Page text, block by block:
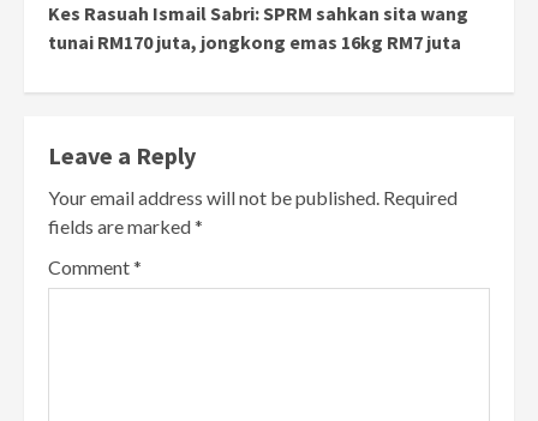
Kes Rasuah Ismail Sabri: SPRM sahkan sita wang
tunai RM170 juta, jongkong emas 16kg RM7 juta
Leave a Reply
Your email address will not be published. Required
fields are marked*
Comment*